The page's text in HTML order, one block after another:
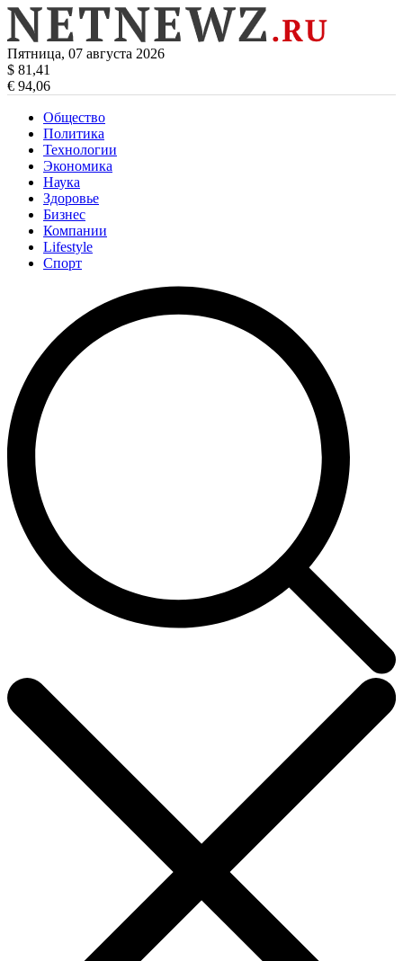
Пятница, 07 августа 2026
$ 81,41
€ 94,06
Общество
Политика
Технологии
Экономика
Наука
Здоровье
Бизнес
Компании
Lifestyle
Спорт